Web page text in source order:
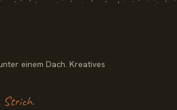
einem Dach. Kreatives
Strich.